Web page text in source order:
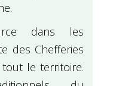
dans les
des Chefferies
le territoire.